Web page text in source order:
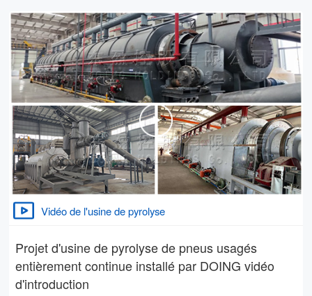
Vidéo de l'usine de pyrolyse
Projet d'usine de pyrolyse de pneus usagés
entièrement continue installé par DOING vidéo
d'introduction